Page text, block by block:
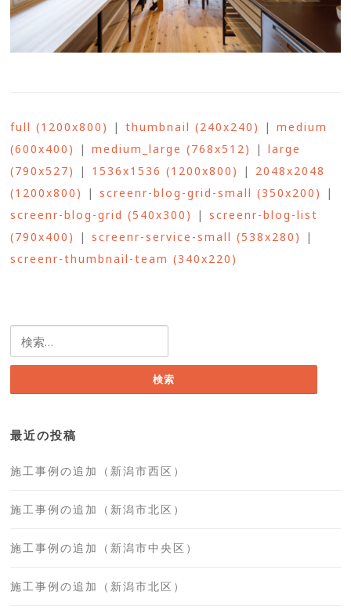
full (1200x800) |thumbnail (240x240) |medium
(600x400)
|medium_large (768x512) |large
(790x527)
| 1536x1536 (1200x800) | 2048x2048
(1200x800)
|screenr-blog-grid-small (350x200)
|
screenr-blog-grid (540x300)
|screenr-blog-list
(790x400)
|screenr-service-small (538x280)
|
screenr-thumbnail-team (340x220)
索:
最近の投稿
施工事例の追加（新潟市西区）
施工事例の追加（新潟市北区）
施工事例の追加（新潟市中央区）
施工事例の追加（新潟市北区）